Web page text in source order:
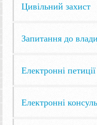
Цивільний захист
Запитання до
Електронні петиції
Електронні